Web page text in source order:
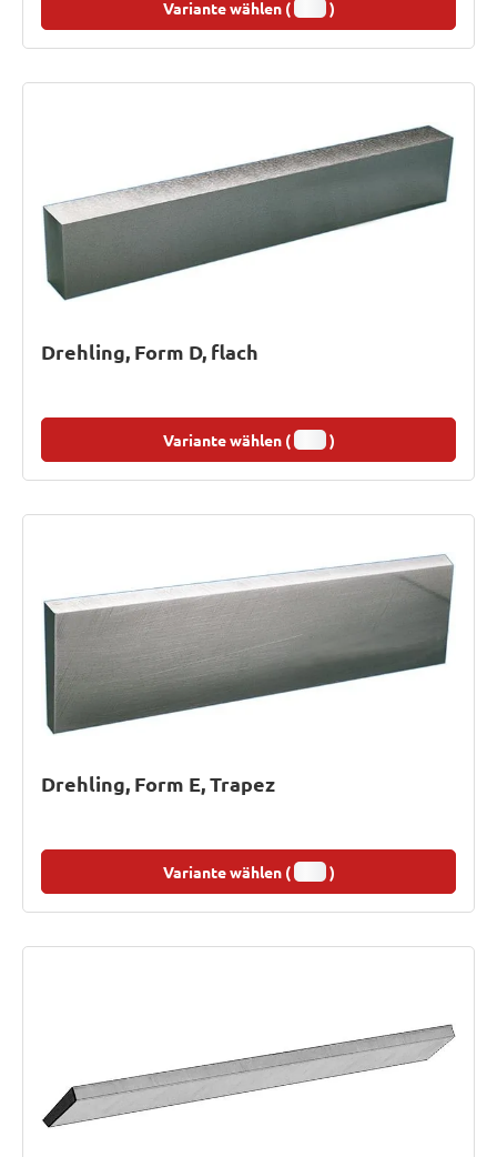
Variante wählen ( )
Drehling, Form D, flach
Variante wählen ( )
Drehling, Form E, Trapez
Variante wählen ( )